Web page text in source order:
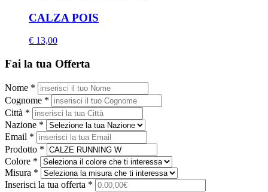
CALZA POIS
€ 13,00
Fai la tua Offerta
Nome *
Cognome *
Città *
Nazione *
Email *
Prodotto *
Colore *
Misura *
Inserisci la tua offerta *